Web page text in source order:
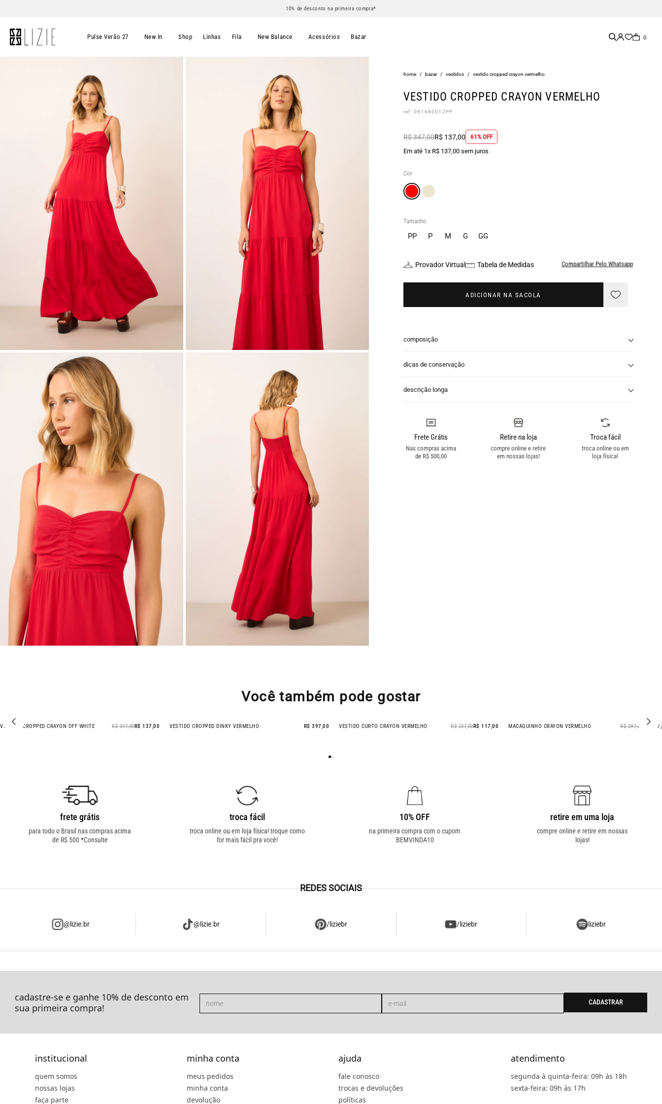
10% de desconto na primeira compra*
0
Pulse Verão 27 New In Shop Linhas Fila New Balance Acessórios Bazar
home / bazar / vestidos / vestido cropped crayon vermelho
VESTIDO CROPPED CRAYON VERMELHO
ref: 061680012PP
R$ 347,00R$ 137,00
61% OFF
Em até 1x R$ 137,00 sem juros
Cor
Tamanho
PP P M G GG
Provador Virtual Tabela de Medidas Compartilhar Pelo Whatsapp
ADICIONAR NA SACOLA
composição
dicas de conservação
descrição longa
Frete Grátis
Nas compras acima
de R$ 500,00
Retire na loja
compre online e retire
em nossas lojas!
Troca fácil
troca online ou em
loja física!
Você também pode gostar
- 61% OFF
VESTIDO CROPPED CRAYON OFF WHITE R$ 347,00R$ 137,00 VESTIDO CROPPED DINKY VERMELHO R$ 397,00 - 51% OFF
VESTIDO CURTO CRAYON VERMELHO R$ 237,00R$ 117,00 - 51% OFF
MACAQUINHO CRAYON VERMELHO R$ 297,00 R$
frete grátis
para todo o Brasil nas compras acima
de R$ 500 *Consulte
troca fácil
troca online ou em loja física! troque como
for mais fácil pra você!
10% OFF
na primeira compra com o cupom
BEMVINDA10
retire em uma loja
compre online e retire em nossas
lojas!
REDES SOCIAIS
@lizie.br @lizie.br /liziebr /liziebr liziebr
cadastre-se e ganhe 10% de desconto em
sua primeira compra!
CADASTRAR
institucional
quem somos
nossas lojas
faça parte
minha conta
meus pedidos
minha conta
devolução
ajuda
fale conosco
trocas e devoluções
políticas
atendimento
segunda à quinta-feira: 09h às 18h
sexta-feira: 09h às 17h